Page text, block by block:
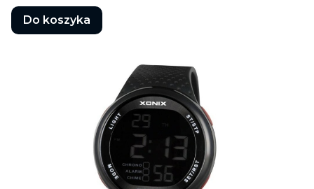
Do koszyka